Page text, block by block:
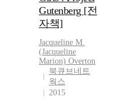
Gutenberg [전
자책]
Jacqueline M.
(Jacqueline
Marion) Overton
북큐브네트
웍스
2015